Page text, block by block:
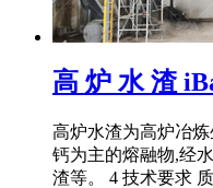
高 炉 水 渣
高炉水渣为高炉冶
钙为主的熔融物,经
渣等。 4 技术要求